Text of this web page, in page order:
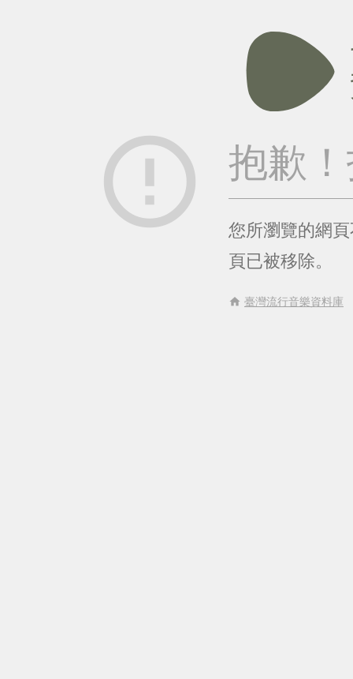
error_outline 抱歉
您所瀏覽的網
頁已被移除。
home 臺灣流行音樂資料庫